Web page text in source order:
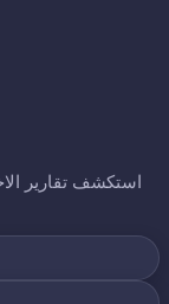
استكشف تقارير